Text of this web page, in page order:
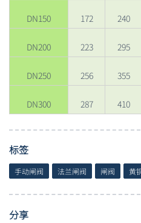
DN150 172 240
DN200 223 295
DN250 256 355
DN300 287 410
标签
手动闸阀 法兰闸阀 闸阀 黄
分享